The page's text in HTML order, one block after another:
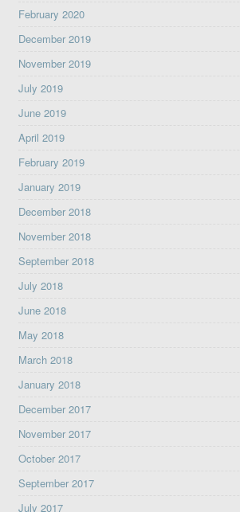
February 2020
December 2019
November 2019
July 2019
June 2019
April 2019
February 2019
January 2019
December 2018
November 2018
September 2018
July 2018
June 2018
May 2018
March 2018
January 2018
December 2017
November 2017
October 2017
September 2017
July 2017